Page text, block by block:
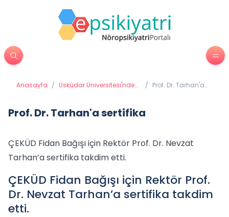
Anasayfa / Üsküdar Üniversitesi'nden
/ Prof. Dr. Tarhan'a
Prof. Dr. Tarhan'a sertifika
ÇEKÜD Fidan Bağışı için Rektör Prof. Dr. Nevzat
Tarhan’a sertifika takdim etti.
ÇEKÜD Fidan Bağışı için Rektör Prof.
Dr. Nevzat Tarhan’a sertifika takdim
etti.